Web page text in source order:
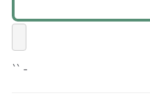
`` -